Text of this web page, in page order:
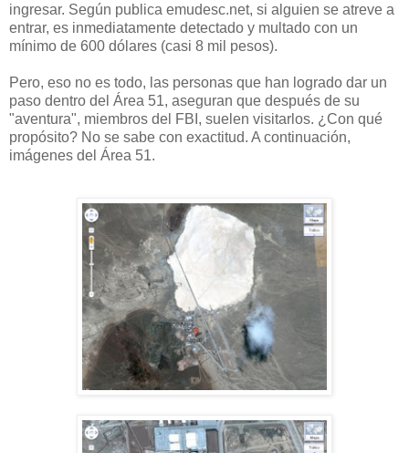
ingresar. Según publica emudesc.net, si alguien se atreve a
entrar, es inmediatamente detectado y multado con un
mínimo de 600 dólares (casi 8 mil pesos).
Pero, eso no es todo, las personas que han logrado dar un
paso dentro del Área 51, aseguran que después de su
"aventura", miembros del FBI, suelen visitarlos. ¿Con qué
propósito? No se sabe con exactitud. A continuación,
imágenes del Área 51.